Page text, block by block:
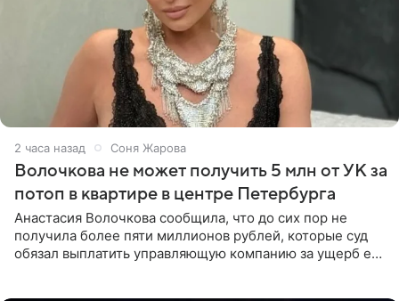
2 часа назад Соня Жарова
Волочкова не может получить 5 млн от УК за
потоп в квартире в центре Петербурга
Анастасия Волочкова сообщила, что до сих пор не
получила более пяти миллионов рублей, которые суд
обязал выплатить управляющую компанию за ущерб ее